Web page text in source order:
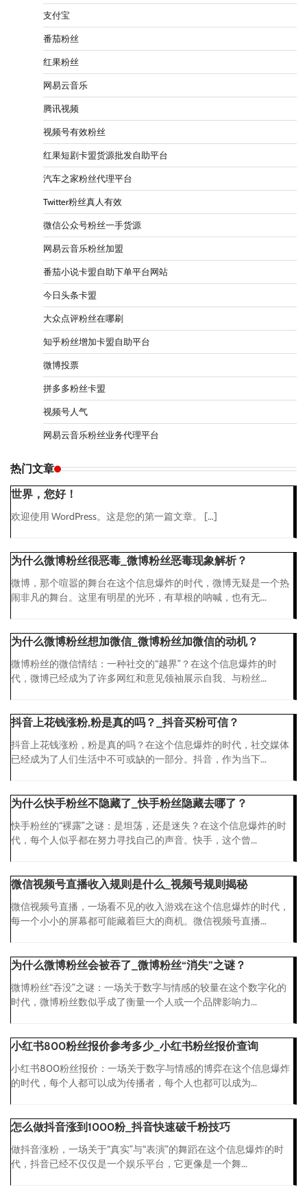
支付宝
番茄粉丝
红果粉丝
网易云音乐
腾讯视频
视频号有效粉丝
红果短剧卡盟货源批发自助平台
汽车之家粉丝代理平台
Twitter粉丝真人有效
微信公众号粉丝一手货源
网易云音乐粉丝加盟
番茄小说卡盟自助下单平台网站
今日头条卡盟
大众点评粉丝在哪刷
知乎粉丝增加卡盟自助平台
微博投票
拼多多粉丝卡盟
视频号人气
网易云音乐粉丝业务代理平台
热门文章
世界，您好！
欢迎使用 WordPress。这是您的第一篇文章。 […]
为什么微博粉丝很恶毒_微博粉丝恶毒现象解析？
微博，那个喧嚣的舞台在这个信息爆炸的时代，微博无疑是一个热
闹非凡的舞台。这里有明星的光环，有草根的呐喊，也有无...
为什么微博粉丝想加微信_微博粉丝加微信的动机？
微博粉丝的微信情结：一种社交的“越界”？在这个信息爆炸的时
代，微博已经成为了许多网红和意见领袖展示自我、与粉丝...
抖音上花钱涨粉,粉是真的吗？_抖音买粉可信？
抖音上花钱涨粉，粉是真的吗？在这个信息爆炸的时代，社交媒体
已经成为了人们生活中不可或缺的一部分。抖音，作为当下...
为什么快手粉丝不隐藏了_快手粉丝隐藏去哪了？
快手粉丝的“裸露”之谜：是坦荡，还是迷失？在这个信息爆炸的时
代，每个人似乎都在努力寻找自己的声音。快手，这个曾...
微信视频号直播收入规则是什么_视频号规则揭秘
微信视频号直播，一场看不见的收入游戏在这个信息爆炸的时代，
每一个小小的屏幕都可能藏着巨大的商机。微信视频号直播...
为什么微博粉丝会被吞了_微博粉丝“消失”之谜？
微博粉丝“吞没”之谜：一场关于数字与情感的较量在这个数字化的
时代，微博粉丝数似乎成了衡量一个人或一个品牌影响力...
小红书800粉丝报价参考多少_小红书粉丝报价查询
小红书800粉丝报价：一场关于数字与情感的博弈在这个信息爆炸
的时代，每个人都可以成为传播者，每个人也都可以成为...
怎么做抖音涨到1000粉_抖音快速破千粉技巧
做抖音涨粉，一场关于“真实”与“表演”的舞蹈在这个信息爆炸的时
代，抖音已经不仅仅是一个娱乐平台，它更像是一个舞...